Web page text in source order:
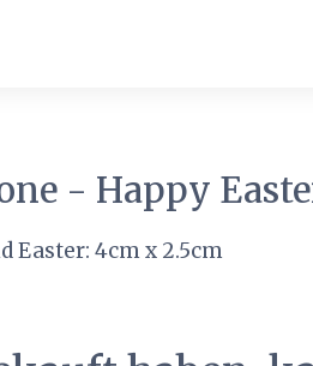
- Happy
Easter: 4cm x 2.5cm